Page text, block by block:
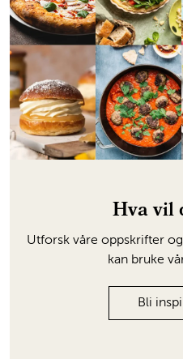
Hva vil
Utforsk våre oppskrifter
kan bruke
Bli